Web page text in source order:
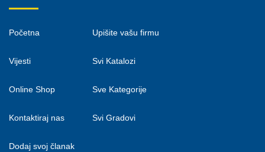
Početna
Vijesti
Online Shop
Kontaktiraj nas
Dodaj svoj članak
Upišite vašu firmu
Svi Katalozi
Sve Kategorije
Svi Gradovi